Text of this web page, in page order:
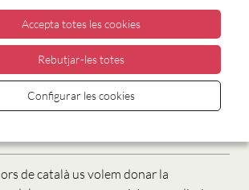
(7)
(24)
(8)
de català us volem donar la
Accepta totes les cookies
Rebutjar-les totes
Configurar les cookies